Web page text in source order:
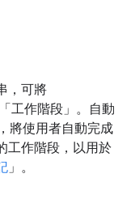
，可將
工作階段」。自動
將使用者自動完成
工作階段，以用於
」。